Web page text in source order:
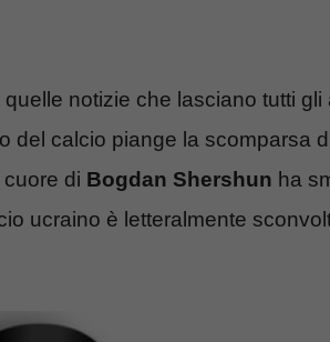
notizie che lasciano tutti gli
del calcio piange la scomparsa
di Bogdan Shershun ha
ucraino è letteralmente